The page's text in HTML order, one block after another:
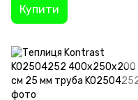
Купити